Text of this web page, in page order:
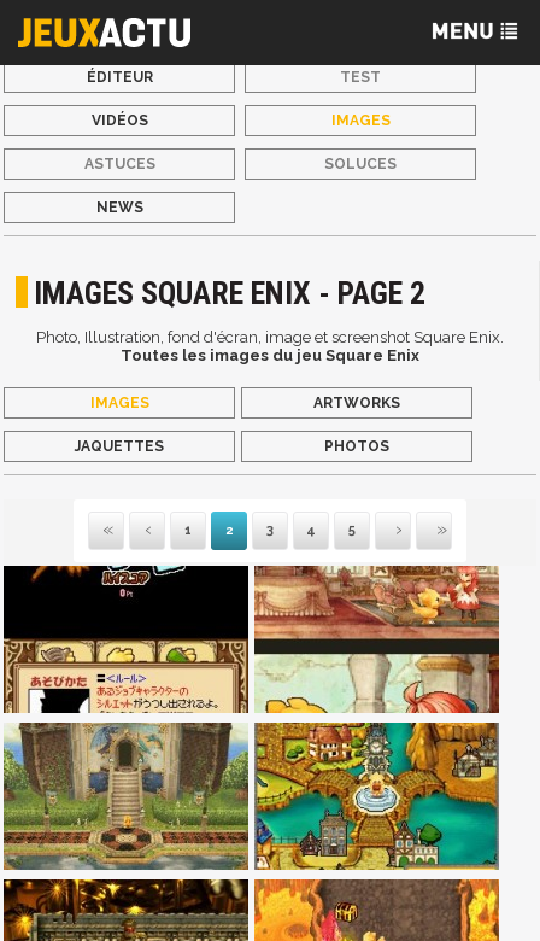
ÉDITEUR TEST
VIDÉOS IMAGES
ASTUCES SOLUCES
NEWS
IMAGES SQUARE ENIX - PAGE 2
Photo, Illustration, fond d'écran, image et screenshot Square Enix.
Toutes les images du jeu Square Enix
IMAGES ARTWORKS
JAQUETTES PHOTOS
Première
Précédente
1 2 3 4 5
Suivante
Dernière